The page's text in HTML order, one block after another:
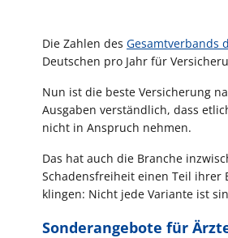
Die Zahlen des Gesamtverbands
Deutschen pro Jahr für
Nun ist die beste Versicherung
Ausgaben verständlich, dass
nicht in Anspruch nehmen.
Das hat auch die Branche
Schadensfreiheit einen Teil ihrer
klingen: Nicht jede Variante ist
Sonderangebote für